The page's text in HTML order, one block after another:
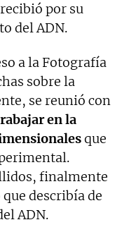
por su
del ADN.
a la Fotografía
sobre la
se reunió con
en la
que
finalmente
describía de
ADN.